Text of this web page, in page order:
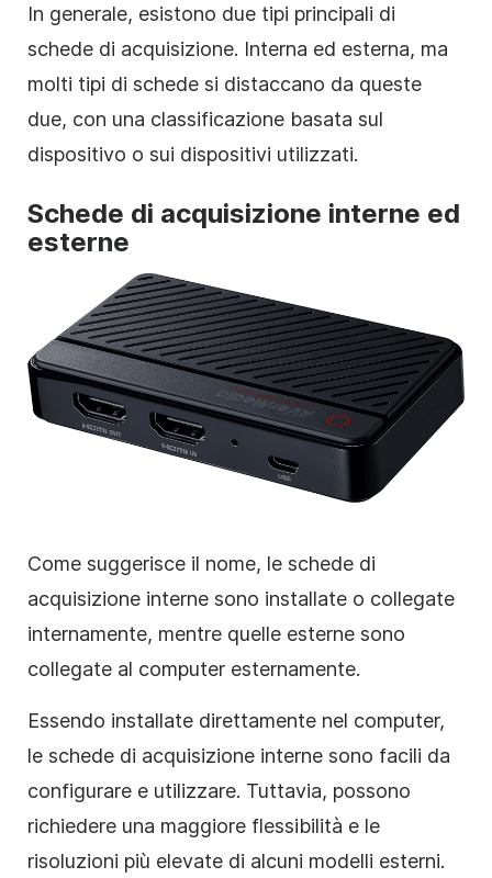
In generale, esistono due tipi principali di
schede di acquisizione. Interna ed esterna, ma
molti tipi di schede si distaccano da queste
due, con una classificazione basata sul
dispositivo o sui dispositivi utilizzati.
Schede di acquisizione interne ed
esterne
Come suggerisce il nome, le schede di
acquisizione interne sono installate o collegate
internamente, mentre quelle esterne sono
collegate al computer esternamente.
Essendo installate direttamente nel computer,
le schede di acquisizione interne sono facili da
configurare e utilizzare. Tuttavia, possono
richiedere una maggiore flessibilità e le
risoluzioni più elevate di alcuni modelli esterni.